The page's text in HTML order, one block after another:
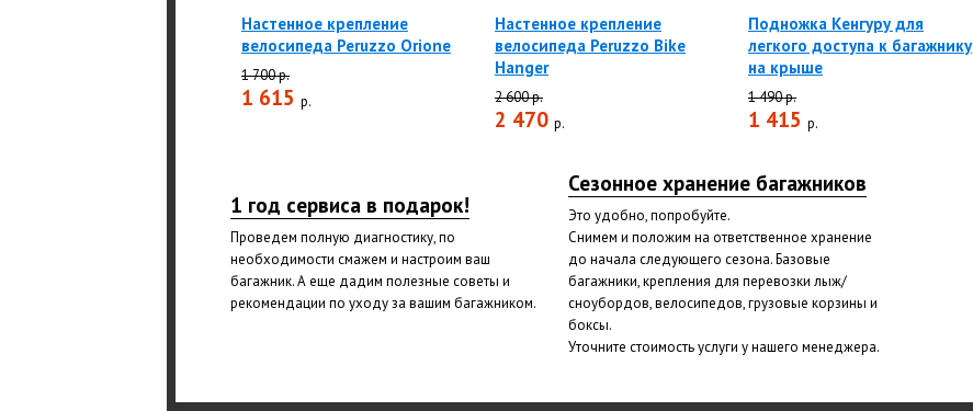
Настенное крепление
велосипеда Peruzzo Orione
1 700 р.
1 615 р.
Настенное крепление
велосипеда Peruzzo Bike
Hanger
2 600 р.
2 470 р.
Подножка Кенгуру для
легкого доступа к багажнику
на крыше
1 490 р.
1 415 р.
1 год сервиса в подарок!
Проведем полную диагностику, по
необходимости смажем и настроим ваш
багажник. А еще дадим полезные советы и
рекомендации по уходу за вашим багажником.
Сезонное хранение багажников
Это удобно, попробуйте.
Снимем и положим на ответственное хранение
до начала следующего сезона. Базовые
багажники, крепления для перевозки лыж/
сноубордов, велосипедов, грузовые корзины и
боксы.
Уточните стоимость услуги у нашего менеджера.